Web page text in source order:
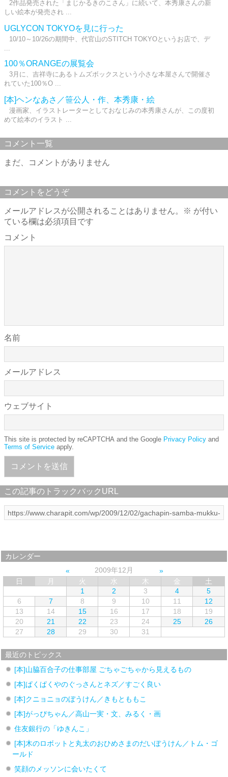
2作品発売された「まじかるきのこさん」に続いて、本秀康さんの新
しい絵本が発売され ...
UGLYCON TOKYOを見に行った
10/10～10/26の期間中、代官山のSTITCH TOKYOというお店で、デ
100％ORANGEの展覧会
3月に、吉祥寺にあるトムズボックスという小さな本屋さんで開催さ
れていた100％O ...
[本]ヘンなあさ／笹公人・作、本秀康・絵
漫画家、イラストレーターとしておなじみの本秀康さんが、この度初
めて絵本のイラスト ...
コメント一覧
まだ、コメントがありません
コメントをどうぞ
メールアドレスが公開されることはありません。 ※ が付い
ている欄は必須項目です
コメント
名前
メールアドレス
ウェブサイト
This site is protected by reCAPTCHA and the Google Privacy Policy and
Terms of Service apply.
この記事のトラックバックURL
カレンダー
2009年12月
日
月 火 水 木 金
土
1
2 3 4
5
6
7 8 9 10 11
12
13
14 15 16 17 18
19
20
21 22 23 24 25
26
27
28 29 30 31
最近のトピックス
[本]山脇百合子の仕事部屋 ごちゃごちゃから見えるもの
[本]ぱくぱくやのぐっさんとネズ／すごく良い
[本]クニョニョのぼうけん／きもとももこ
[本]がっぴちゃん／高山一実・文、みるく・画
住友銀行の「ゆきんこ」
[本]木のロボットと丸太のおひめさまのだいぼうけん／トム・ゴ
ールド
笑顔のメッソンに会いたくて